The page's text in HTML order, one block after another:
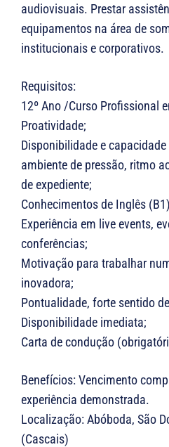
audiovisuais. Prestar
equipamentos na área de
institucionais e corporativos.
Requisitos:
12º Ano /Curso Profissional
Proatividade;
Disponibilidade e
ambiente de pressão, ritmo
de expediente;
Conhecimentos de Inglês
Experiência em live events,
conferências;
Motivação para trabalhar
inovadora;
Pontualidade, forte sentido
Disponibilidade imediata;
Carta de condução
Benefícios: Vencimento
experiência demonstrada.
Localização: Abóboda, São
(Cascais)